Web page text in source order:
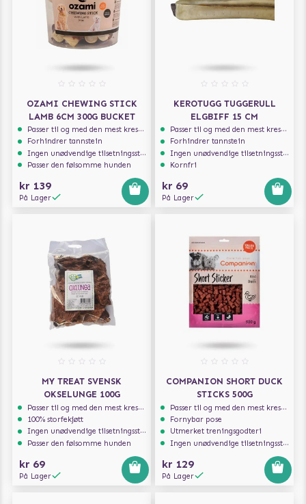
OZAMI CHEWING STICK
LAMB 6CM 300G BUCKET
Passer til og med den mest kresne hunden
Forhindrer tannstein
Ingen unødvendige tilsetningsstoffer
Passer den følsomme hunden
kr 139
På Lager
KEROTUGG TUGGERULL
ELGBIFF 15 CM
Passer til og med den mest kresne hunden
Forhindrer tannstein
Ingen unødvendige tilsetningsstoffer
Kornfri
kr 69
På Lager
MY TREAT SVENSK
OKSELUNGE 100G
Passer til og med den mest kresne hunden
100% storfekjøtt
Ingen unødvendige tilsetningsstoffer
Passer den følsomme hunden
kr 69
På Lager
COMPANION SHORT DUCK
STICKS 500G
Passer til og med den mest kresne hunden
Fornybar pose
Utmerket treningsgodteri
Ingen unødvendige tilsetningsstoffer
kr 129
På Lager